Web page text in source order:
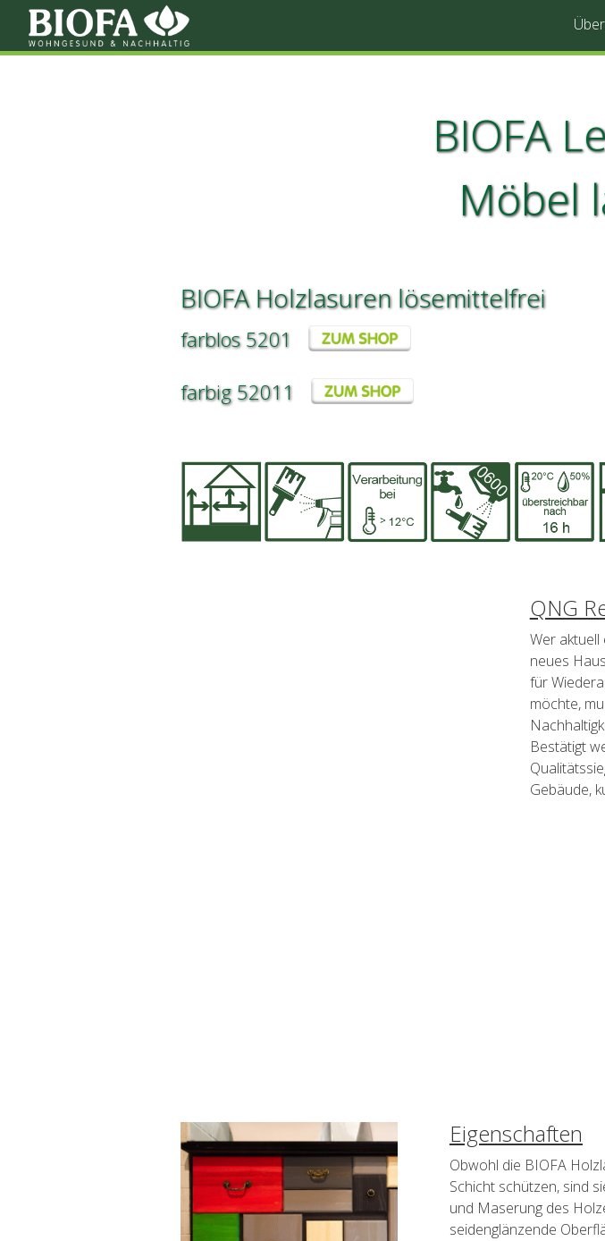
BIOFA
Möbel
BIOFA Holzlasuren lösemittelfrei
farblos 5201
farbig 52011
QNG
Wer
neues
für
möchte,
Bestätigt
Gebäude,
Eigenschaften
Obwohl die BIOFA
Schicht schützen, sind
und Maserung des
seidenglänzende